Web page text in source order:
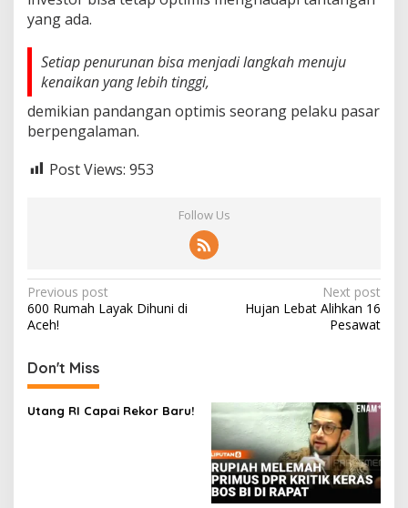
yang ada.
Setiap penurunan bisa menjadi langkah menuju
kenaikan yang lebih tinggi,
demikian pandangan optimis seorang pelaku pasar
berpengalaman.
Post Views: 953
Follow Us
Post
navigation
Previous post
600 Rumah Layak Dihuni di
Aceh!
Next post
Hujan Lebat Alihkan 16
Pesawat
Don't Miss
Utang RI Capai Rekor Baru!